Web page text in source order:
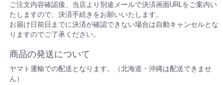
ご注文内容確認後、当店より別途メールで決済画面URLをご案内い
たしますので、決済手続きをお願いいたします。
お届け日前日までに決済が確認できない場合は自動キャンセルとな
りますのでご了承ください。
商品の発送について
ヤマト運輸での配送となります。（北海道・沖縄は配送できませ
ん）